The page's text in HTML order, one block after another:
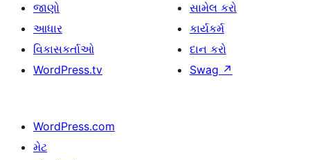
જાણો
આધાર
વિકાસકર્તાઓ
WordPress.tv
સામેલ કરો
કાર્યકર્મ
દાન કરો
Swag ↗
WordPress.com
મેટ